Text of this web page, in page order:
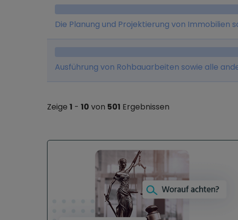
Die Planung und Projektierung von Immobilien
Ausführung von Rohbauarbeiten sowie alle
Zeige 1 - 10 von 501 Ergebnissen